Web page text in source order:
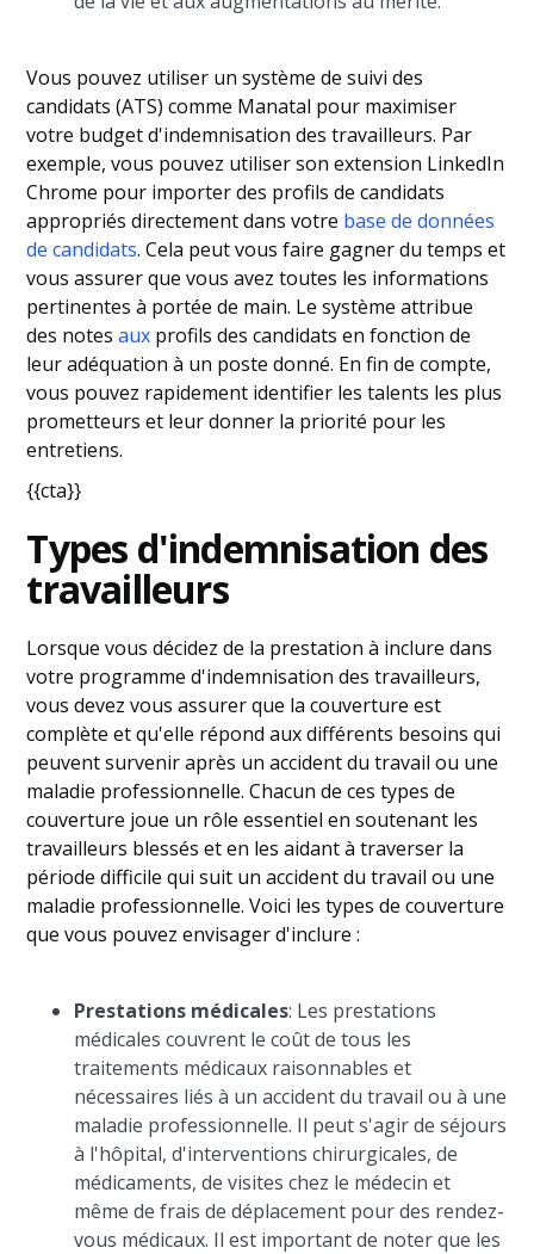
Vous pouvez utiliser un système de suivi des
candidats (ATS) comme Manatal pour maximiser
votre budget d'indemnisation des travailleurs. Par
exemple, vous pouvez utiliser son extension LinkedIn
Chrome pour importer des profils de candidats
appropriés directement dans votre base de données
de candidats. Cela peut vous faire gagner du temps et
vous assurer que vous avez toutes les informations
pertinentes à portée de main. Le système attribue
des notesaux profils des candidats en fonction de
leur adéquation à un poste donné. En fin de compte,
vous pouvez rapidement identifier les talents les plus
prometteurs et leur donner la priorité pour les
entretiens.
{{cta}}
Types d'indemnisation des
travailleurs
Lorsque vous décidez de la prestation à inclure dans
votre programme d'indemnisation des travailleurs,
vous devez vous assurer que la couverture est
complète et qu'elle répond aux différents besoins qui
peuvent survenir après un accident du travail ou une
maladie professionnelle. Chacun de ces types de
couverture joue un rôle essentiel en soutenant les
travailleurs blessés et en les aidant à traverser la
période difficile qui suit un accident du travail ou une
maladie professionnelle. Voici les types de couverture
que vous pouvez envisager d'inclure :
Prestations médicales: Les prestations
médicales couvrent le coût de tous les
traitements médicaux raisonnables et
nécessaires liés à un accident du travail ou à une
maladie professionnelle. Il peut s'agir de séjours
à l'hôpital, d'interventions chirurgicales, de
médicaments, de visites chez le médecin et
même de frais de déplacement pour des rendez-
vous médicaux. Il est important de noter que les